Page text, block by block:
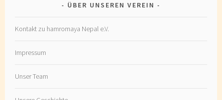
ÜBER UNSEREN VEREIN
Kontakt zu hamromaya Nepal e.V.
Impressum
Unser Team